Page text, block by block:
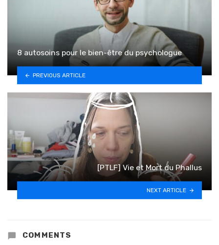
8 autosoins pour le bien-être du psychologue
PREVIOUS ARTICLE
[PTLF] Vie et Mort du Phallus
NEXT ARTICLE
COMMENTS